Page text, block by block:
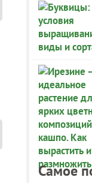
Самое